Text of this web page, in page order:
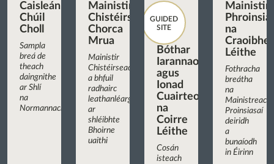
Caisleán
Chúil
Choll
Sampla
breá de
theach
daingnithe
ar Shlí
na
Normannach
Mainistir
Chistéirseach
Chorca
Mrua
Mainistir
Chistéirseach
a bhfuil
radhairc
leathanléargais
ar
shléibhte
Bhoirne
uaithi
GUIDED
SITE
Bóthar
Iarannaoise
agus
Ionad
Cuairteoirí
na
Coirre
Léithe
Cosán
isteach
Mainistir
na
Craoibhe
Léithe
Fothracha
breátha
na
Mainistreach
Proinsiasaí
deiridh
a
bunaíodh
in Éirinn